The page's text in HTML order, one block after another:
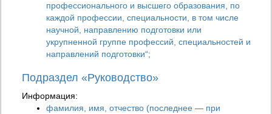
профессионального и высшего образования, по
каждой профессии, специальности, в том числе
научной, направлению подготовки или
укрупненной группе профессий, специальностей и
направлений подготовки“;
Подраздел «Руководство»
Информация:
фамилия, имя, отчество (последнее — при